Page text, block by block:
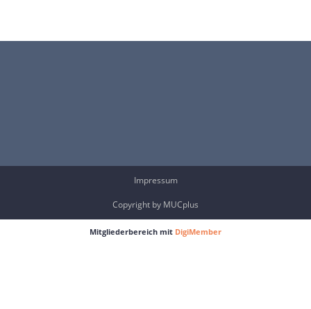
Impressum
Copyright by MUCplus
Mitgliederbereich mit DigiMember